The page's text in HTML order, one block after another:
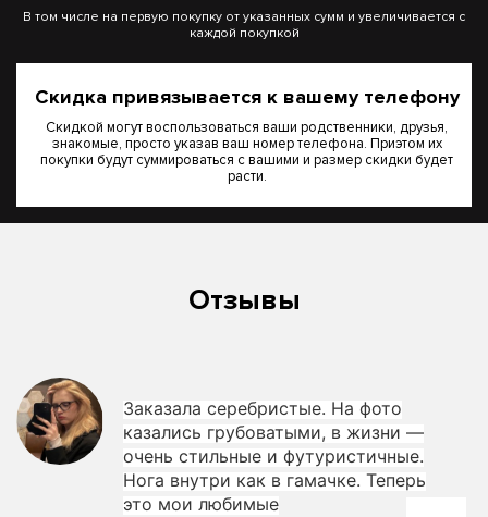
В том числе на первую покупку от указанных сумм и увеличивается с
каждой покупкой
Скидка привязывается к вашему телефону
Скидкой могут воспользоваться ваши родственники, друзья,
знакомые, просто указав ваш номер телефона. Приэтом их
покупки будут суммироваться с вашими и размер скидки будет
расти.
Отзывы
Заказала серебристые. На фото
казались грубоватыми, в жизни —
очень стильные и футуристичные.
Нога внутри как в гамачке. Теперь
это мои любимые